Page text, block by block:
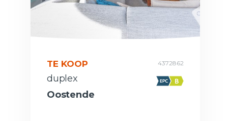
TE KOOP 4372862
duplex
Oostende